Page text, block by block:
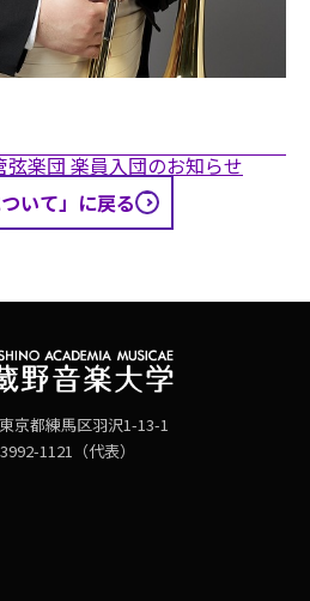
楽団 楽員入団のお知らせ
ついて」に戻る
京都練馬区羽沢1-13-1
1121（代表）